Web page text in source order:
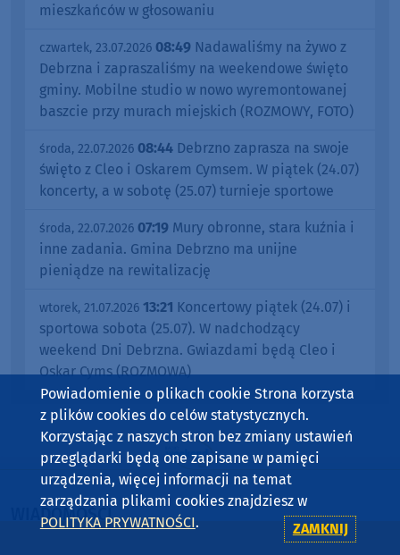
mieszkańców w głosowaniu
czwartek, 23.07.2026 08:49 Nadawaliśmy na żywo z
Debrzna i zapraszaliśmy na weekendowe święto
gminy. Mobilne studio w nowo wyremontowanej
baszcie przy murach miejskich (ROZMOWY, FOTO)
środa, 22.07.2026 08:44 Debrzno zaprasza na swoje
święto z Cleo i Oskarem Cymsem. W piątek (24.07)
koncerty, a w sobotę (25.07) turnieje sportowe
środa, 22.07.2026 07:19 Mury obronne, stara kuźnia i
inne zadania. Gmina Debrzno ma unijne
pieniądze na rewitalizację
wtorek, 21.07.2026 13:21 Koncertowy piątek (24.07) i
sportowa sobota (25.07). W nadchodzący
weekend Dni Debrzna. Gwiazdami będą Cleo i
Oskar Cyms (ROZMOWA)
WIADOMOŚCI
Powiadomienie o plikach cookie Strona korzysta
z plików cookies do celów statystycznych.
Korzystając z naszych stron bez zmiany ustawień
przeglądarki będą one zapisane w pamięci
urządzenia, więcej informacji na temat
zarządzania plikami cookies znajdziesz w
POLITYKA PRYWATNOŚCI. ZAMKNIJ